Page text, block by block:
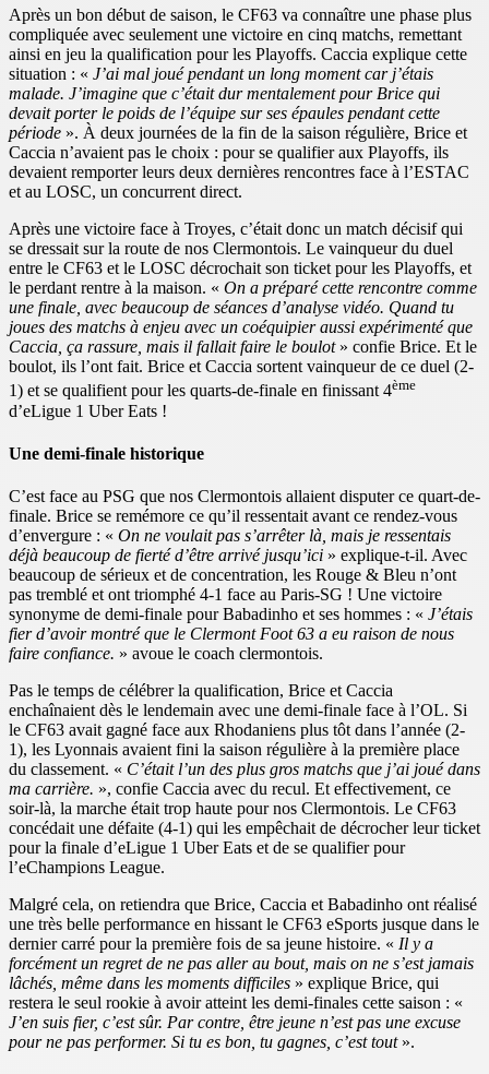
Après un bon début de saison, le CF63 va connaître une phase plus
compliquée avec seulement une victoire en cinq matchs, remettant
ainsi en jeu la qualification pour les Playoffs. Caccia explique cette
situation : « J’ai mal joué pendant un long moment car j’étais
malade. J’imagine que c’était dur mentalement pour Brice qui
devait porter le poids de l’équipe sur ses épaules pendant cette
période ». À deux journées de la fin de la saison régulière, Brice et
Caccia n’avaient pas le choix : pour se qualifier aux Playoffs, ils
devaient remporter leurs deux dernières rencontres face à l’ESTAC
et au LOSC, un concurrent direct.
Après une victoire face à Troyes, c’était donc un match décisif qui
se dressait sur la route de nos Clermontois. Le vainqueur du duel
entre le CF63 et le LOSC décrochait son ticket pour les Playoffs, et
le perdant rentre à la maison. « On a préparé cette rencontre comme
une finale, avec beaucoup de séances d’analyse vidéo. Quand tu
joues des matchs à enjeu avec un coéquipier aussi expérimenté que
Caccia, ça rassure, mais il fallait faire le boulot» confie Brice. Et le
boulot, ils l’ont fait. Brice et Caccia sortent vainqueur de ce duel (2-
1) et se qualifient pour les quarts-de-finale en finissant 4ème
d’eLigue 1 Uber Eats !
Une demi-finale historique
C’est face au PSG que nos Clermontois allaient disputer ce quart-de-
finale. Brice se remémore ce qu’il ressentait avant ce rendez-vous
d’envergure : « On ne voulait pas s’arrêter là, mais je ressentais
déjà beaucoup de fierté d’être arrivé jusqu’ici » explique-t-il. Avec
beaucoup de sérieux et de concentration, les Rouge & Bleu n’ont
pas tremblé et ont triomphé 4-1 face au Paris-SG ! Une victoire
synonyme de demi-finale pour Babadinho et ses hommes : « J’étais
fier d’avoir montré que le Clermont Foot 63 a eu raison de nous
faire confiance. » avoue le coach clermontois.
Pas le temps de célébrer la qualification, Brice et Caccia
enchaînaient dès le lendemain avec une demi-finale face à l’OL. Si
le CF63 avait gagné face aux Rhodaniens plus tôt dans l’année (2-
1), les Lyonnais avaient fini la saison régulière à la première place
du classement. « C’était l’un des plus gros matchs que j’ai joué dans
ma carrière. », confie Caccia avec du recul. Et effectivement, ce
soir-là, la marche était trop haute pour nos Clermontois. Le CF63
concédait une défaite (4-1) qui les empêchait de décrocher leur ticket
pour la finale d’eLigue 1 Uber Eats et de se qualifier pour
l’eChampions League.
Malgré cela, on retiendra que Brice, Caccia et Babadinho ont réalisé
une très belle performance en hissant le CF63 eSports jusque dans le
dernier carré pour la première fois de sa jeune histoire. « Il y a
forcément un regret de ne pas aller au bout, mais on ne s’est jamais
lâchés, même dans les moments difficiles » explique Brice, qui
restera le seul rookie à avoir atteint les demi-finales cette saison : «
J’en suis fier, c’est sûr. Par contre, être jeune n’est pas une excuse
pour ne pas performer. Si tu es bon, tu gagnes, c’est tout».